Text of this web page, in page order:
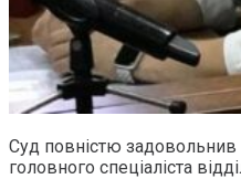
Суд повністю
головного спеціаліста